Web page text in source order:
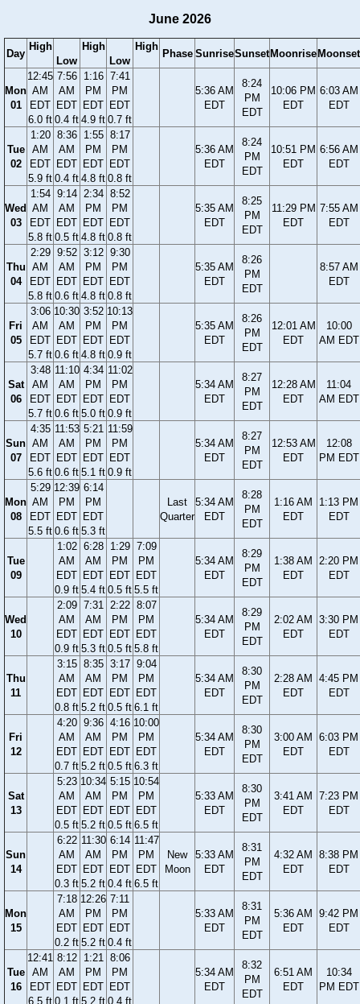
June 2026
Day
High
Low
High
Low
High
Phase SunriseSunsetMoonriseMoonset
Mon
01
12:45
AM
EDT
6.0 ft
7:56
AM
EDT
0.4 ft
1:16
PM
EDT
4.9 ft
7:41
PM
EDT
0.7 ft
5:36 AM
EDT
8:24
PM
EDT
10:06 PM
EDT
6:03 AM
EDT
Tue
02
1:20
AM
EDT
5.9 ft
8:36
AM
EDT
0.4 ft
1:55
PM
EDT
4.8 ft
8:17
PM
EDT
0.8 ft
5:36 AM
EDT
8:24
PM
EDT
10:51 PM
EDT
6:56 AM
EDT
Wed
03
1:54
AM
EDT
5.8 ft
9:14
AM
EDT
0.5 ft
2:34
PM
EDT
4.8 ft
8:52
PM
EDT
0.8 ft
5:35 AM
EDT
8:25
PM
EDT
11:29 PM
EDT
7:55 AM
EDT
Thu
04
2:29
AM
EDT
5.8 ft
9:52
AM
EDT
0.6 ft
3:12
PM
EDT
4.8 ft
9:30
PM
EDT
0.8 ft
5:35 AM
EDT
8:26
PM
EDT
8:57 AM
EDT
Fri
05
3:06
AM
EDT
5.7 ft
10:30
AM
EDT
0.6 ft
3:52
PM
EDT
4.8 ft
10:13
PM
EDT
0.9 ft
5:35 AM
EDT
8:26
PM
EDT
12:01 AM
EDT
10:00
AM EDT
Sat
06
3:48
AM
EDT
5.7 ft
11:10
AM
EDT
0.6 ft
4:34
PM
EDT
5.0 ft
11:02
PM
EDT
0.9 ft
5:34 AM
EDT
8:27
PM
EDT
12:28 AM
EDT
11:04
AM EDT
Sun
07
4:35
AM
EDT
5.6 ft
11:53
AM
EDT
0.6 ft
5:21
PM
EDT
5.1 ft
11:59
PM
EDT
0.9 ft
5:34 AM
EDT
8:27
PM
EDT
12:53 AM
EDT
12:08
PM EDT
Mon
08
5:29
AM
EDT
5.5 ft
12:39
PM
EDT
0.6 ft
6:14
PM
EDT
5.3 ft
Last
Quarter
5:34 AM
EDT
8:28
PM
EDT
1:16 AM
EDT
1:13 PM
EDT
Tue
09
1:02
AM
EDT
0.9 ft
6:28
AM
EDT
5.4 ft
1:29
PM
EDT
0.5 ft
7:09
PM
EDT
5.5 ft
5:34 AM
EDT
8:29
PM
EDT
1:38 AM
EDT
2:20 PM
EDT
Wed
10
2:09
AM
EDT
0.9 ft
7:31
AM
EDT
5.3 ft
2:22
PM
EDT
0.5 ft
8:07
PM
EDT
5.8 ft
5:34 AM
EDT
8:29
PM
EDT
2:02 AM
EDT
3:30 PM
EDT
Thu
11
3:15
AM
EDT
0.8 ft
8:35
AM
EDT
5.2 ft
3:17
PM
EDT
0.5 ft
9:04
PM
EDT
6.1 ft
5:34 AM
EDT
8:30
PM
EDT
2:28 AM
EDT
4:45 PM
EDT
Fri
12
4:20
AM
EDT
0.7 ft
9:36
AM
EDT
5.2 ft
4:16
PM
EDT
0.5 ft
10:00
PM
EDT
6.3 ft
5:34 AM
EDT
8:30
PM
EDT
3:00 AM
EDT
6:03 PM
EDT
Sat
13
5:23
AM
EDT
0.5 ft
10:34
AM
EDT
5.2 ft
5:15
PM
EDT
0.5 ft
10:54
PM
EDT
6.5 ft
5:33 AM
EDT
8:30
PM
EDT
3:41 AM
EDT
7:23 PM
EDT
Sun
14
6:22
AM
EDT
0.3 ft
11:30
AM
EDT
5.2 ft
6:14
PM
EDT
0.4 ft
11:47
PM
EDT
6.5 ft
New
Moon
5:33 AM
EDT
8:31
PM
EDT
4:32 AM
EDT
8:38 PM
EDT
Mon
15
7:18
AM
EDT
0.2 ft
12:26
PM
EDT
5.2 ft
7:11
PM
EDT
0.4 ft
5:33 AM
EDT
8:31
PM
EDT
5:36 AM
EDT
9:42 PM
EDT
Tue
16
12:41
AM
EDT
6.5 ft
8:12
AM
EDT
0.1 ft
1:21
PM
EDT
5.2 ft
8:06
PM
EDT
0.4 ft
5:34 AM
EDT
8:32
PM
EDT
6:51 AM
EDT
10:34
PM EDT